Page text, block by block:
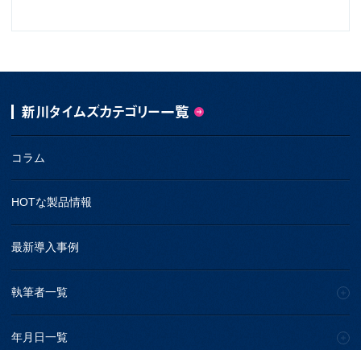
新川タイムズカテゴリー一覧
コラム
HOTな製品情報
最新導入事例
執筆者一覧
年月日一覧